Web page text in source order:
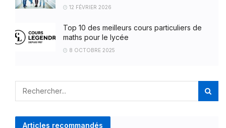
12 FÉVRIER 2026
Top 10 des meilleurs cours particuliers de
maths pour le lycée
8 OCTOBRE 2025
Articles recommandés